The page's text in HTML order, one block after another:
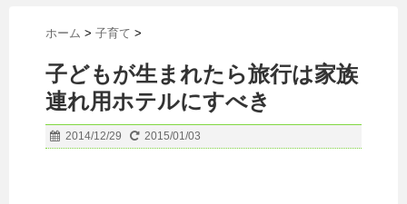
ホーム > 子育て >
子どもが生まれたら旅行は家族
連れ用ホテルにすべき
2014/12/29 2015/01/03